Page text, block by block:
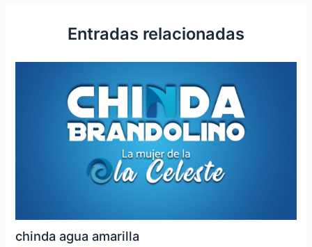
Entradas relacionadas
chinda agua amarilla